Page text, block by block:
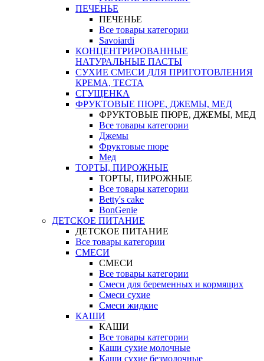
ПЕЧЕНЬЕ
ПЕЧЕНЬЕ
Все товары категории
Savoiardi
КОНЦЕНТРИРОВАННЫЕ
НАТУРАЛЬНЫЕ ПАСТЫ
СУХИЕ СМЕСИ ДЛЯ ПРИГОТОВЛЕНИЯ
КРЕМА, ТЕСТА
СГУЩЕНКА
ФРУКТОВЫЕ ПЮРЕ, ДЖЕМЫ, МЕД
ФРУКТОВЫЕ ПЮРЕ, ДЖЕМЫ, МЕД
Все товары категории
Джемы
Фруктовые пюре
Мед
ТОРТЫ, ПИРОЖНЫЕ
ТОРТЫ, ПИРОЖНЫЕ
Все товары категории
Betty's cake
BonGenie
ДЕТСКОЕ ПИТАНИЕ
ДЕТСКОЕ ПИТАНИЕ
Все товары категории
СМЕСИ
СМЕСИ
Все товары категории
Смеси для беременных и кормящих
Смеси сухие
Смеси жидкие
КАШИ
КАШИ
Все товары категории
Каши сухие молочные
Каши сухие безмолочные